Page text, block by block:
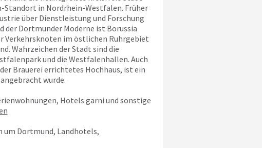
Standort in Nordrhein-Westfalen. Früher
über Dienstleistung und Forschung
Dortmunder Moderne ist Borussia
Verkehrsknoten im östlichen Ruhrgebiet
Wahrzeichen der Stadt sind die
und die Westfalenhallen. Auch
Brauerei errichtetes Hochhaus, ist ein
wurde.
Hotels garni und sonstige
Dortmund, Landhotels,